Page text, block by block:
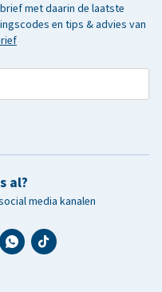
met daarin de laatste
en tips & advies van
al?
media kanalen